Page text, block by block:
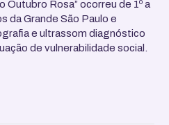
Outubro Rosa” ocorreu de 1º a
da Grande São Paulo e
e ultrassom diagnóstico
de vulnerabilidade social.